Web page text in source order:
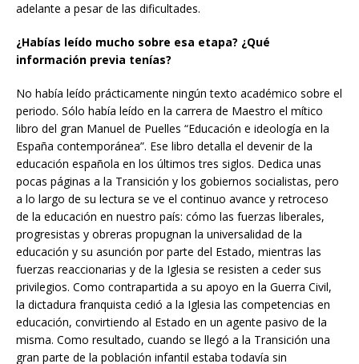
adelante a pesar de las dificultades.
¿Habías leído mucho sobre esa etapa? ¿Qué
información previa tenías?
No había leído prácticamente ningún texto académico sobre el
periodo. Sólo había leído en la carrera de Maestro el mítico
libro del gran Manuel de Puelles “Educación e ideología en la
España contemporánea”. Ese libro detalla el devenir de la
educación española en los últimos tres siglos. Dedica unas
pocas páginas a la Transición y los gobiernos socialistas, pero
a lo largo de su lectura se ve el continuo avance y retroceso
de la educación en nuestro país: cómo las fuerzas liberales,
progresistas y obreras propugnan la universalidad de la
educación y su asunción por parte del Estado, mientras las
fuerzas reaccionarias y de la Iglesia se resisten a ceder sus
privilegios. Como contrapartida a su apoyo en la Guerra Civil,
la dictadura franquista cedió a la Iglesia las competencias en
educación, convirtiendo al Estado en un agente pasivo de la
misma. Como resultado, cuando se llegó a la Transición una
gran parte de la población infantil estaba todavía sin